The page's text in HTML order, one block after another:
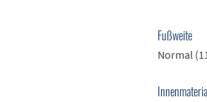
Fußweite
Normal